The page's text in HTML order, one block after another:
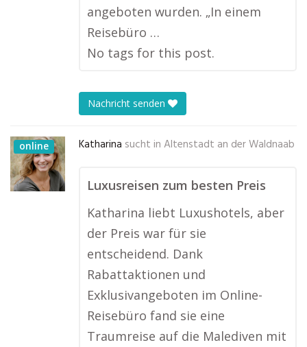
angeboten wurden. „In einem
Reisebüro …
No tags for this post.
Nachricht senden
online Katharina sucht in Altenstadt an der Waldnaab
Luxusreisen zum besten Preis
Katharina liebt Luxushotels, aber
der Preis war für sie
entscheidend. Dank
Rabattaktionen und
Exklusivangeboten im Online-
Reisebüro fand sie eine
Traumreise auf die Malediven mit